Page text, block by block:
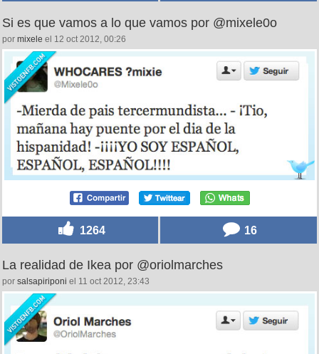
Si es que vamos a lo que vamos por @mixele0o
por mixele el 12 oct 2012, 00:26
1264 16
La realidad de Ikea por @oriolmarches
por salsapiriponi el 11 oct 2012, 23:43